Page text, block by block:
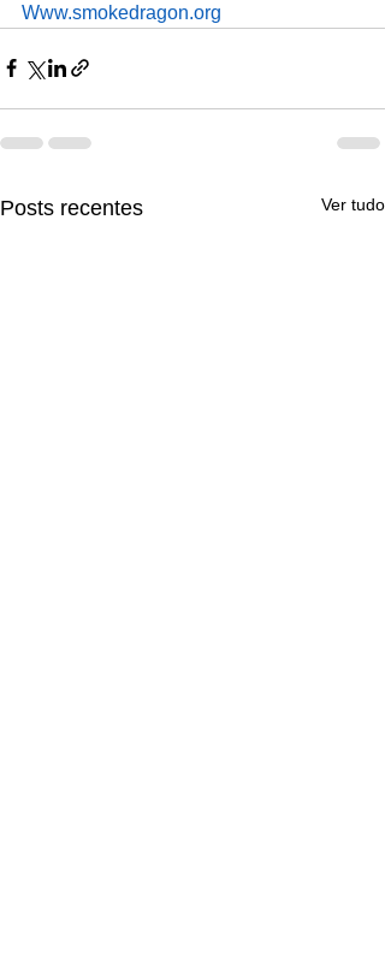
Www.smokedragon.org
Posts recentes Ver tudo